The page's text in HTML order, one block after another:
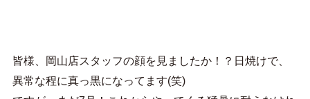
皆様、岡山店スタッフの顔を見ましたか！？日焼けで、
異常な程に真っ黒になってます(笑)